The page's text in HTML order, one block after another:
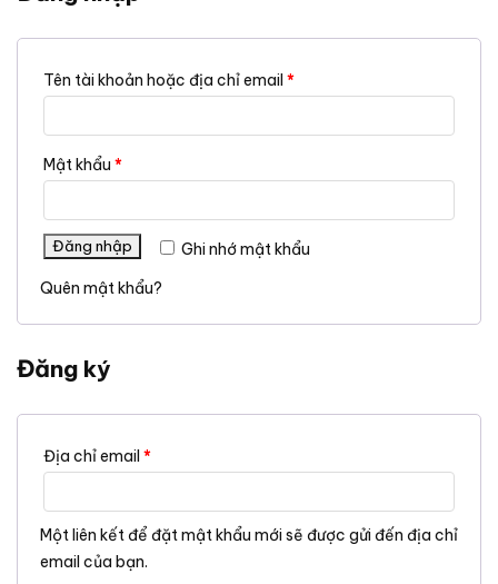
Tên tài khoản hoặc địa chỉ email *
Mật khẩu *
Ghi nhớ mật khẩu
Đăng nhập
Quên mật khẩu?
Đăng ký
Địa chỉ email *
Một liên kết để đặt mật khẩu mới sẽ được gửi đến địa chỉ
email của bạn.